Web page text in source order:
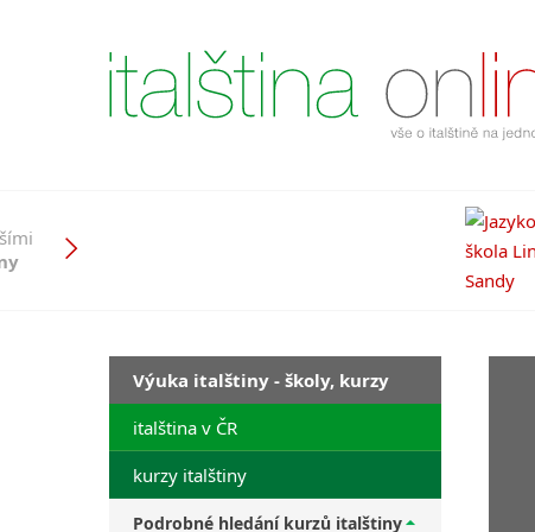
Výuka italštiny - školy, kurzy
italština v ČR
kurzy italštiny
Podrobné hledání kurzů italštiny